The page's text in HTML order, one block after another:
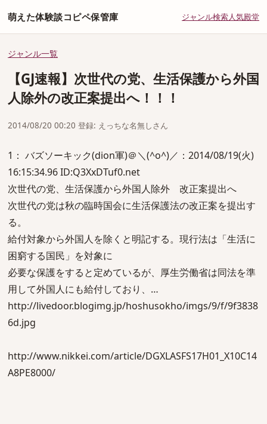
萌えた体験談コピペ保管庫 ジャンル検索人気殿堂
ジャンル一覧
【GJ速報】次世代の党、生活保護から外国
人除外の改正案提出へ！！！
2014/08/20 00:20 登録: えっちな名無しさん
1： バズソーキック(dion軍)＠＼(^o^)／：2014/08/19(火)
16:15:34.96 ID:Q3XxDTuf0.net
次世代の党、生活保護から外国人除外 改正案提出へ
次世代の党は秋の臨時国会に生活保護法の改正案を提出す
る。
給付対象から外国人を除くと明記する。現行法は「生活に
困窮する国民」を対象に
必要な保護をすると定めているが、厚生労働省は同法を準
用して外国人にも給付しており、…
http://livedoor.blogimg.jp/hoshusokho/imgs/9/f/9f3838
6d.jpg
http://www.nikkei.com/article/DGXLASFS17H01_X10C14
A8PE8000/